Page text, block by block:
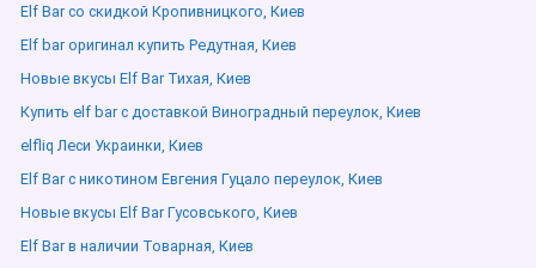
Elf Bar со скидкой Кропивницкого, Киев
Elf bar оригинал купить Редутная, Киев
Новые вкусы Elf Bar Тихая, Киев
Купить elf bar с доставкой Виноградный переулок, Киев
elfliq Леси Украинки, Киев
Elf Bar с никотином Евгения Гуцало переулок, Киев
Новые вкусы Elf Bar Гусовського, Киев
Elf Bar в наличии Товарная, Киев